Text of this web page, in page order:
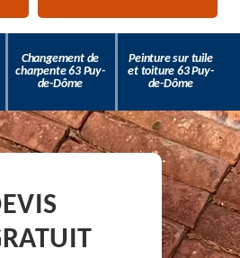
Changement de
charpente 63 Puy-
de-Dôme
Peinture sur tuile
et toiture 63 Puy-
de-Dôme